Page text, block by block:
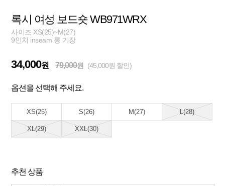
록시 여성 보드숏 WB971WRX
사이즈 XS(25)~M(27)
9인치 inseam 롱 기장
34,000원 79,000원 (45,000원 할인)
옵션을 선택해 주세요.
XS(25) S(26) M(27) L(28)
XL(29) XXL(30)
추천 상품